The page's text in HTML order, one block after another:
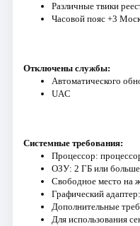
Различные твики
Часовой пояс +3
Отключены службы:
Aвтоматического
UAC
Системные требования:
Процессор:
ОЗУ: 2 ГБ или
Свободное место на
Графический
Дополнительные
Для использования